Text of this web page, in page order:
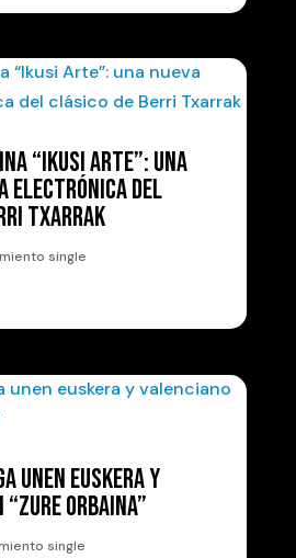
“IKUSI ARTE”: UNA
ELECTRÓNICA DEL
TXARRAK
single
UNEN EUSKERA Y
ORBAINA”
single